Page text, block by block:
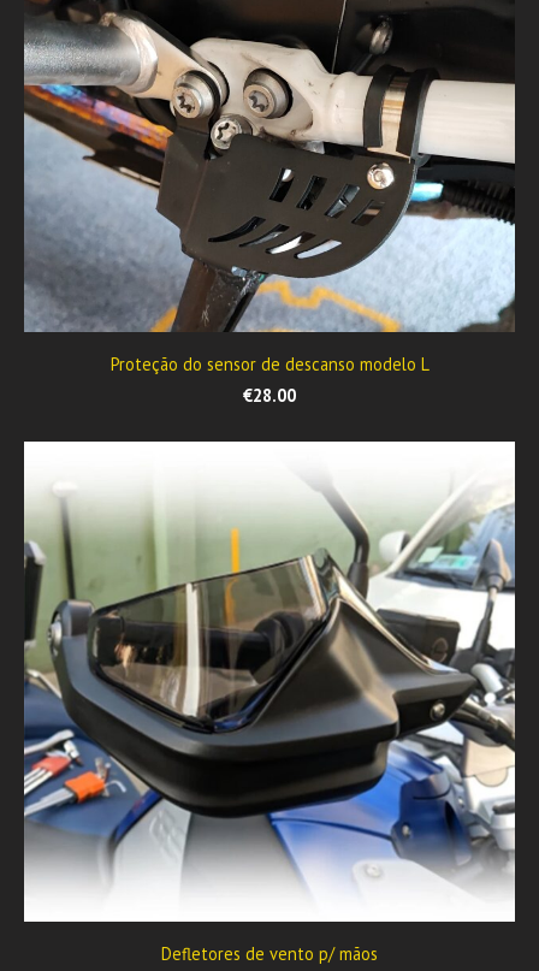
Proteção do sensor de descanso modelo L
€28.00
Defletores de vento p/ mãos